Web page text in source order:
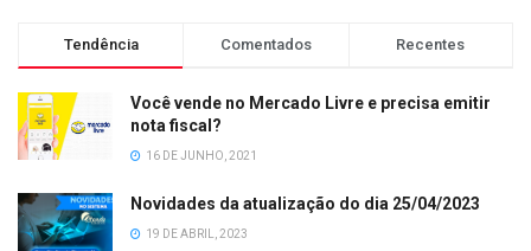
Tendência Comentados Recentes
Você vende no Mercado Livre e precisa emitir
nota fiscal?
16 DE JUNHO, 2021
Novidades da atualização do dia 25/04/2023
19 DE ABRIL, 2023